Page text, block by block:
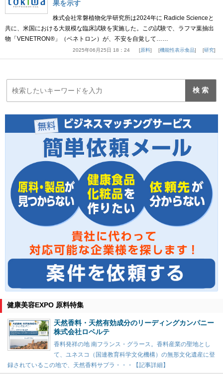
果を示す
株式会社常磐植物化学研究所は2024年に Radicle Scienceと
共に、米国における大規模な臨床試験を実施した。この試験で、ラフマ葉抽出
物「VENETRON®」（ベネトロン）が、不安を自覚して……
2025年06月25日 18：24 原料 機能性表示食品 研究
健康美容EXPO 原料特集
天然香料・天然有効成分のリーディングカンパニー
株式会社ロベルテ
香料発祥の地 南フランス・グラース。香料産業の聖地とし
て、ユネスコ（国連教育科学文化機構）の無形文化遺産に登
録されているこの地で、天然香料サプラ・・・【記事詳細】